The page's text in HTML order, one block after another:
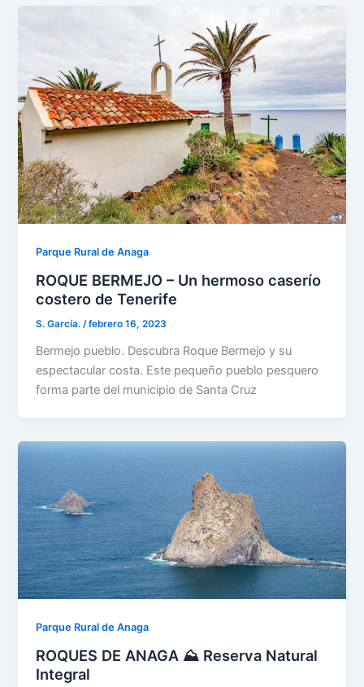
Parque Rural de Anaga
ROQUE BERMEJO – Un hermoso caserío
costero de Tenerife
S. García./febrero 16, 2023
Bermejo pueblo. Descubra Roque Bermejo y su
espectacular costa. Este pequeño pueblo pesquero
forma parte del municipio de Santa Cruz
Parque Rural de Anaga
ROQUES DE ANAGA ⛰️ Reserva Natural
Integral